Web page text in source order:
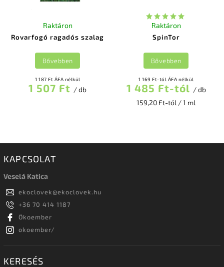
Rovarfogó ragadós szalag
Raktáron
1 187 Ft ÁFA nélkül
1 507 Ft / db
Bővebben
SpinTor
Raktáron
1 169 Ft-tól ÁFA nélkül
1 485 Ft-tól / db
159,20 Ft-tól / 1 ml
Bővebben
KAPCSOLAT
Veselá Katica
ekoclovek@ekoclovek.hu
+36 70 414 1187
Ökoember
okoember/
KERESÉS